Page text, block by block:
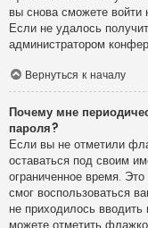
вы снова сможете войти
Если не удалось
администратором
Вернуться к началу
Почему мне
пароля?
Если вы не отметили
оставаться под своим
ограниченное время.
смог воспользоваться
не приходилось